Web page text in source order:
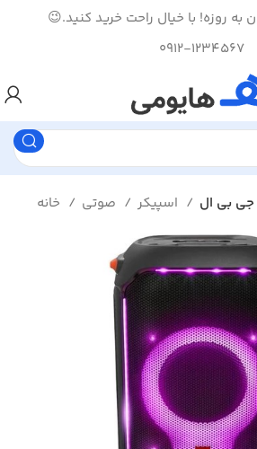
روزه! با خیال راحت خرید کنید.😉
0912-1234567